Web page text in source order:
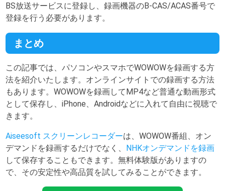
BS放送サービスに登録し、録画機器のB-CAS/ACAS番号で
登録を行う必要があります。
まとめ
この記事では、パソコンやスマホでWOWOWを録画する方
法を紹介いたします。オンラインサイトでの録画する方法
もあります。WOWOWを録画してMP4など普通な動画形式
として保存し、iPhone、Androidなどに入れて自由に視聴で
きます。
Aiseesoft スクリーンレコーダーは、WOWOW番組、オン
デマンドを録画するだけでなく、 NHKオンデマンドを録画
して保存することもできます。無料体験版がありますの
で、その安定性や高品質を試してみることができます。